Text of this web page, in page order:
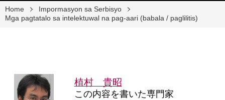
Home
Impormasyon sa Serbisyo
Mga pagtatalo sa intelektuwal na pag-aari (babala / paglilitis)
植村 貴昭
この内容を書いた専門家